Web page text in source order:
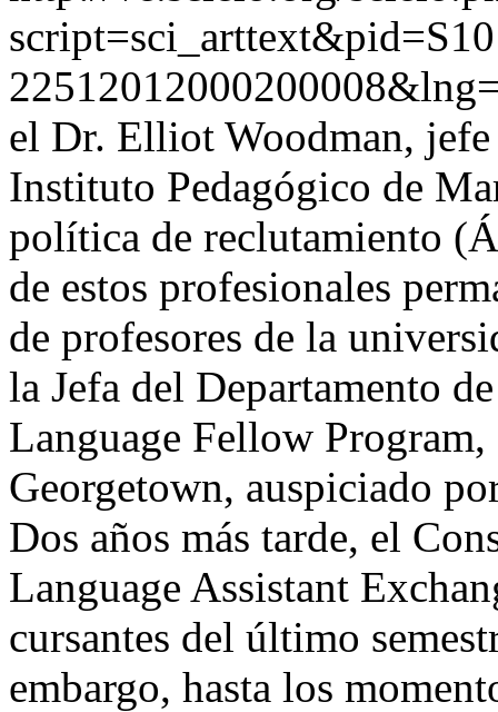
el Dr. Elliot Woodman,
Instituto Pedagógico de
política de reclutamiento
de estos profesionales
de profesores de la
la Jefa del Departamento
Language Fellow
Georgetown, auspiciado
Dos años más tarde, el
Language Assistant
cursantes del último
embargo, hasta los